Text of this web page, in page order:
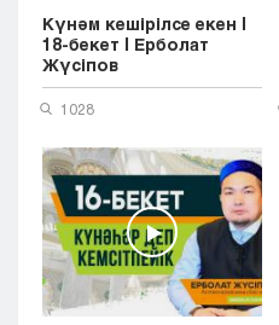
Күнәм кешірілсе екен |
18-бекет | Ерболат
Жүсіпов
1028